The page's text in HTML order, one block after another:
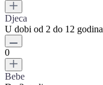
Djeca
U dobi od 2 do 12 godina
0
Bebe